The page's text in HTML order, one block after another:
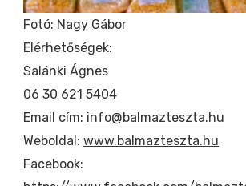
Fotó: Nagy Gábor
Elérhetőségek:
Salánki Ágnes
06 30 621 5404
Email cím: info@balmazteszta.hu
Weboldal: www.balmazteszta.hu
Facebook: